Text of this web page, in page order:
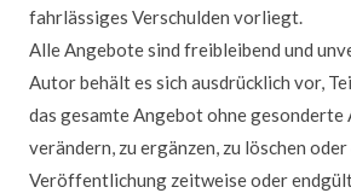
fahrlässiges Verschulden vorliegt.
Alle Angebote sind freibleibend und
Autor behält es sich ausdrücklich vor,
das gesamte Angebot ohne gesonderte
verändern, zu ergänzen, zu löschen oder
Veröffentlichung zeitweise oder